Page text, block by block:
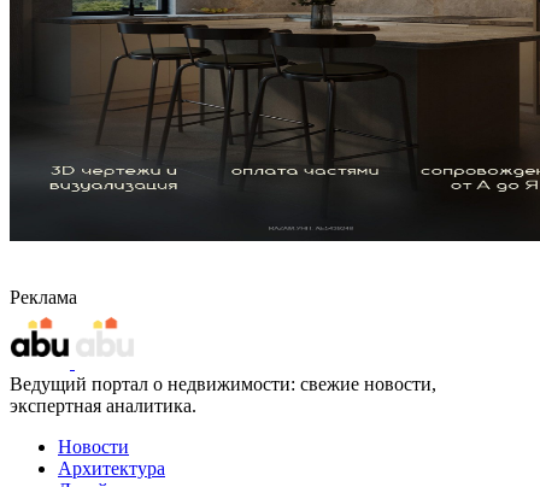
Реклама
Ведущий портал о недвижимости: свежие новости,
экспертная аналитика.
Новости
Архитектура